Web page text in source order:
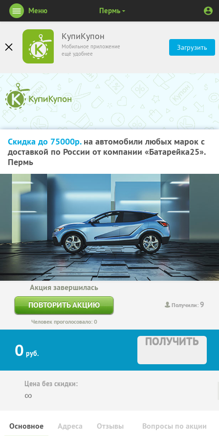
КупиКупон
Мобильное приложение
ещё удобнее
Загрузить
Меню Пермь
Скидка до 75000р.на автомобили любых марок с
доставкой по России от компании «Батарейка25».
Пермь
Получили:9
Акция завершилась
ПОВТОРИТЬ АКЦИЮ
Человек проголосовало: 0
0 руб.
ПОЛУЧИТЬ
Цена без скидки:
∞
Основное Отзывы Вопросы по акции
Адреса